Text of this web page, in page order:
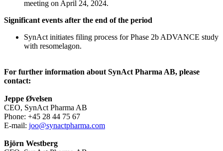
meeting on April 24, 2024.
Significant events after the end of the period
SynAct initiates filing process for Phase 2b ADVANCE study
with resomelagon.
For further information about SynAct Pharma AB, please
contact:
Jeppe Øvelsen
CEO, SynAct Pharma AB
Phone: +45 28 44 75 67
E-mail: joo@synactpharma.com
Björn Westberg